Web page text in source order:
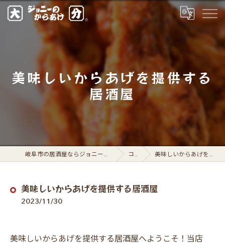
美味しいからあげを提供する
居酒屋
岐阜市の居酒屋ならジョニーのからあげ 岐阜駅前店 コラム 美味しいからあげを提供する居酒屋
美味しいからあげを提供する居酒屋
2023/11/30
美味しいからあげを提供する居酒屋へようこそ！当店